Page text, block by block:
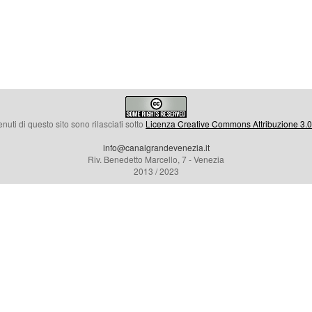
di questo sito sono rilasciati sotto Licenza Creative Commons Attribuzione
info@canalgrandevenezia.it
Riv. Benedetto Marcello, 7 - Venezia
2013 / 2023